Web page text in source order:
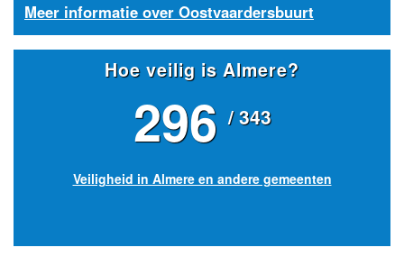
Meer informatie over Oostvaardersbuurt
Hoe veilig is Almere?
296 / 343
Veiligheid in Almere en andere gemeenten